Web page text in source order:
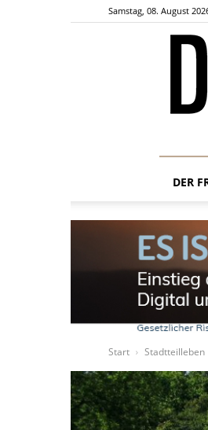
Samstag, 08. August
DER
Start Stadtteilleben